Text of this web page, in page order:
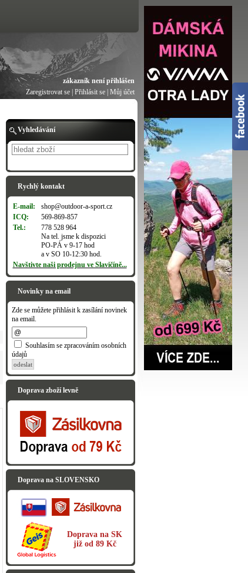
zákazník není přihlášen
Zaregistrovat se| Přihlásit se| Můj účet
Vyhledávání
Rychlý kontakt
E-mail:
shop@outdoor-a-sport.cz
ICQ:
569-869-857
Tel.:
778 528 964
Na tel. jsme k dispozici
PO-PÁ v 9-17 hod
a v SO 10-12:30 hod.
Navštivte naši prodejnu ve Slavičíně...
Novinky na email
Zde se můžete přihlásit k zasílání novinek
na email.
Souhlasím se zpracováním osobních
údajů
odeslat
Doprava zboží levně
Doprava na SLOVENSKO
Doprava na SK
již od 89 Kč